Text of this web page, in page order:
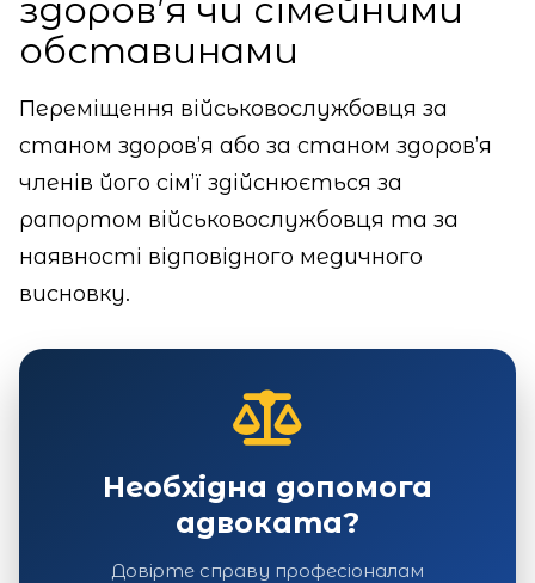
здоров’я чи сімейними
обставинами
Переміщення військовослужбовця за
станом здоров’я або за станом здоров’я
членів його сім’ї здійснюється за
рапортом військовослужбовця та за
наявності відповідного медичного
висновку.
Необхідна допомога
адвоката?
Довірте справу професіоналам